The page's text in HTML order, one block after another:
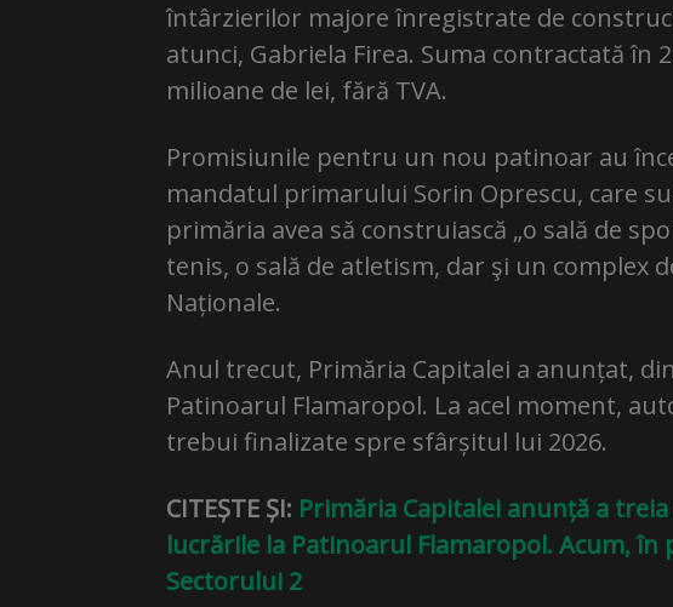
întârzierilor majore înregistrate de
atunci, Gabriela Firea. Suma contractată în
milioane de lei, fără TVA.
Promisiunile pentru un nou patinoar au
mandatul primarului Sorin Oprescu, care
primăria avea să construiască „o sală de
tenis, o sală de atletism, dar şi un complex
Naționale.
Anul trecut, Primăria Capitalei a anunțat,
Patinoarul Flamaropol. La acel moment,
trebui finalizate spre sfârșitul lui 2026.
CITEȘTE ȘI: Primăria Capitalei anunță a
lucrările la Patinoarul Flamaropol. Acum,
Sectorului 2